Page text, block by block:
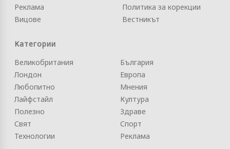
Реклама
Вицове
Политика за корекции
Вестникът
Категории
Великобритания
Лондон
Любопитно
Лайфстайл
Полезно
Свят
Технологии
България
Европа
Мнения
Култура
Здраве
Спорт
Реклама